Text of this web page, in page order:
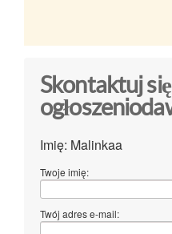
Skontaktuj
Imię: Malinkaa
Twoje imię:
Twój adres e-mail: